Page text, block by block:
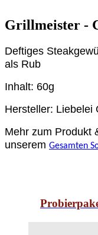
Grillmeister -
Deftiges
als Rub
Inhalt: 60g
Hersteller: Liebelei
Mehr zum Produkt
unserem Gesamten